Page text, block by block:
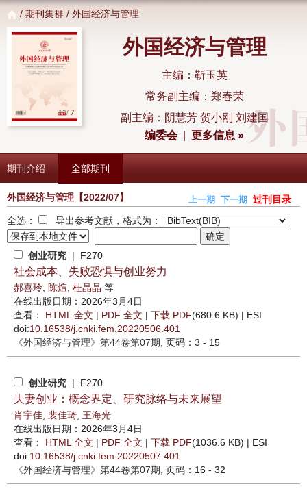
/ 期刊集群 / 外国经济与管理
外国经济与管理
主编：靳玉英
常务副主编：郑春荣
副主编：阴慧芳 贺小刚 刘建国
编委会|更多信息 »
期刊介绍 全部期刊
外国经济与管理 【2022/07】 上一期 下一期
过刊目录
全选：
导出参考文献，格式为：
创业研究 | F270
社会成本、失败恐惧与创业努力
郝喜玲 陈煊 杜晶晶 等
在线出版日期：2026年3月4日
查看： HTML 全文 | PDF 全文 | 下载 PDF(680.6 KB) | ESI
doi:10.16538/j.cnki.fem.20220506.401
《外国经济与管理》 第44卷第07期 , 页码：3 - 15
创业研究 | F270
夫妻创业：概念界定、研究脉络与未来展望
肖宇佳 裴佳琦 王海光
在线出版日期：2026年3月4日
查看： HTML 全文 | PDF 全文 | 下载 PDF(1036.6 KB) | ESI
doi:10.16538/j.cnki.fem.20220507.401
《外国经济与管理》 第44卷第07期 , 页码：16 - 32